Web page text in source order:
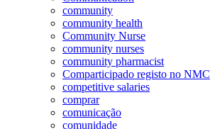
community
community health
Community Nurse
community nurses
community pharmacist
Comparticipado registo no NMC
competitive salaries
comprar
comunicação
comunidade